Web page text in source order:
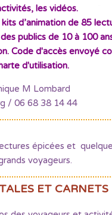
les vidéos.
d’animation de 85
publics de 10 à 100
Code d'accès envoyé
d'utilisation.
M Lombard
/ 06 68 38 14 44
épicées et
voyageurs.
ET CARNETS